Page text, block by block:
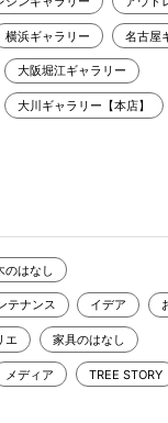
横浜ギャラリー 名古屋
大阪堀江ギャラリー
大川ギャラリー【本店】
のはなし
テナンス イデア
エ 家具のはなし
メディア TREE STORY